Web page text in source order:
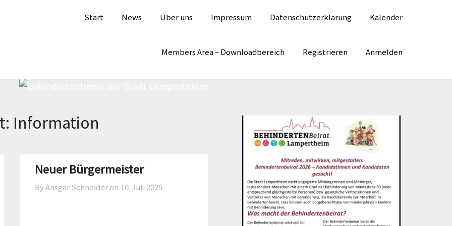
Start News Über uns Impressum Datenschutzerklärung Kalender
Members Area – Downloadbereich Registrieren Anmelden
Information
Neuer Bürgermeister
By Ansgar Schneider on 10. Juli 2025